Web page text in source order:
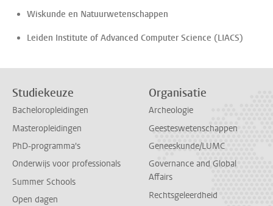
Wiskunde en Natuurwetenschappen
Leiden Institute of Advanced Computer Science (LIACS)
Studiekeuze
Bacheloropleidingen
Masteropleidingen
PhD-programma's
Onderwijs voor professionals
Summer Schools
Open dagen
Organisatie
Archeologie
Geesteswetenschappen
Geneeskunde/LUMC
Governance and Global
Affairs
Rechtsgeleerdheid